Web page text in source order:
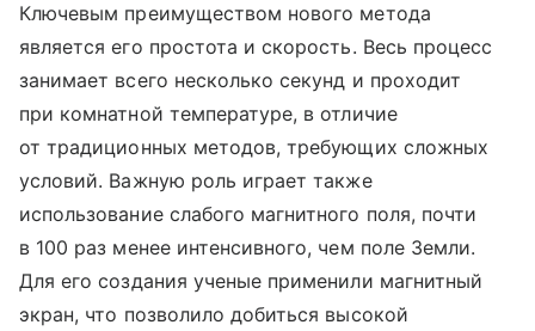
Ключевым преимуществом нового метода
является его простота и скорость. Весь процесс
занимает всего несколько секунд и проходит
при комнатной температуре, в отличие
от традиционных методов, требующих сложных
условий. Важную роль играет также
использование слабого магнитного поля, почти
в 100 раз менее интенсивного, чем поле Земли.
Для его создания ученые применили магнитный
экран, что позволило добиться высокой